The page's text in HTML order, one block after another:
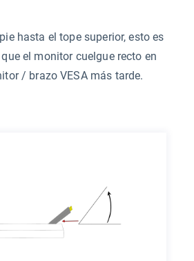
hasta el tope superior, esto es
el monitor cuelgue recto en
/ brazo VESA más tarde.